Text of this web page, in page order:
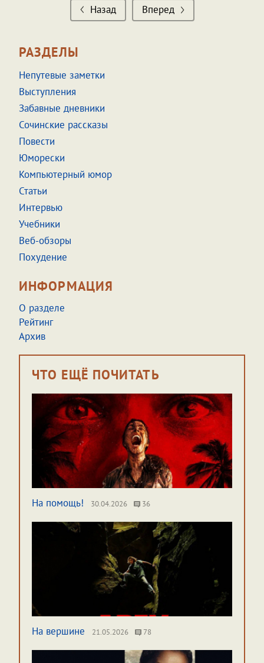
Назад Вперед
РАЗДЕЛЫ
Непутевые заметки
Выступления
Забавные дневники
Сочинские рассказы
Повести
Юморески
Компьютерный юмор
Статьи
Интервью
Учебники
Веб-обзоры
Похудение
ИНФОРМАЦИЯ
О разделе
Рейтинг
Архив
ЧТО ЕЩЁ ПОЧИТАТЬ
На помощь! 30.04.2026 36
На вершине 21.05.2026 78